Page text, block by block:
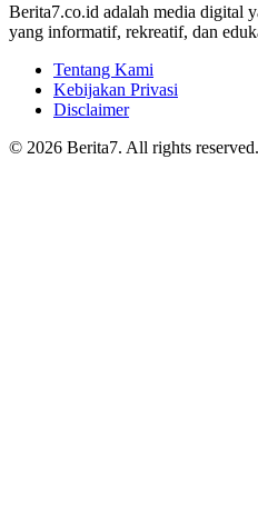
Berita7.co.id adalah media digital
yang informatif, rekreatif, dan
Tentang Kami
Kebijakan Privasi
Disclaimer
© 2026 Berita7. All rights reserved.